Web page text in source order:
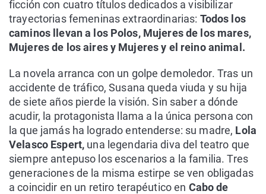
ficción con cuatro títulos dedicados a visibilizar
trayectorias femeninas extraordinarias: Todos los
caminos llevan a los Polos, Mujeres de los mares,
Mujeres de los aires y Mujeres y el reino animal.
La novela arranca con un golpe demoledor. Tras un
accidente de tráfico, Susana queda viuda y su hija
de siete años pierde la visión. Sin saber a dónde
acudir, la protagonista llama a la única persona con
la que jamás ha logrado entenderse: su madre, Lola
Velasco Espert, una legendaria diva del teatro que
siempre antepuso los escenarios a la familia. Tres
generaciones de la misma estirpe se ven obligadas
a coincidir en un retiro terapéutico en Cabo de